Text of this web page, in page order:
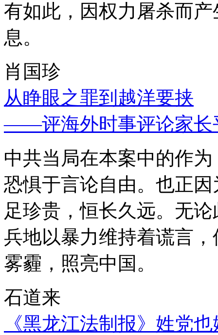
有如此，因权力屠杀而
息。
肖国珍
从睁眼之罪到越洋要挟
——评海外时事评论家长
中共当局在本案中的作
恐惧于言论自由。也正
足珍贵，恒长久远。无
兵地以暴力维持着谎言
雾霾，照亮中国。
石道来
《黑龙江法制报》姓党